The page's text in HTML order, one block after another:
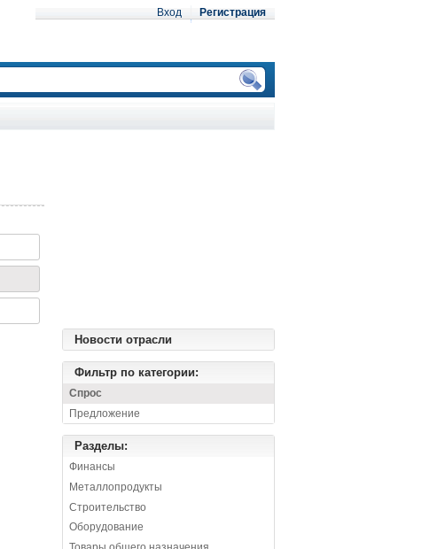
Вход Регистрация
Новости отрасли
Фильтр по категории:
Спрос
Предложение
Разделы:
Финансы
Металлопродукты
Строительство
Оборудование